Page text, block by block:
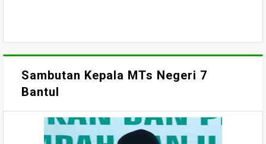
Sambutan Kepala MTs Negeri 7
Bantul